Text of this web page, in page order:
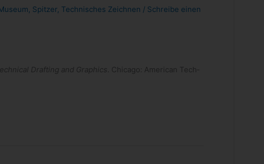
, Spitzer, Technisches Zeichnen / Schreibe einen
Draf­ting and Gra­phics . Chi­cago: Ame­ri­can Tech­